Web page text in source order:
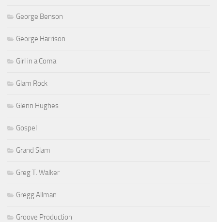
George Benson
George Harrison
Girl in a Coma
Glam Rock
Glenn Hughes
Gospel
Grand Slam
Greg T. Walker
Gregg Allman
Groove Production